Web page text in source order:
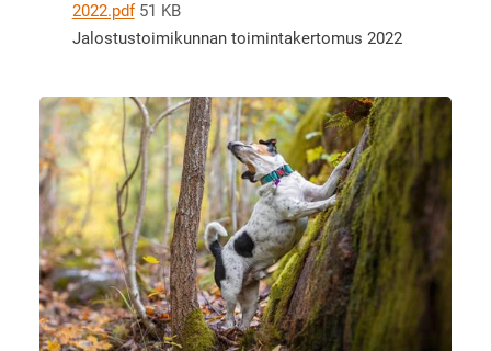
2022.pdf 51 KB
Jalostustoimikunnan toimintakertomus 2022